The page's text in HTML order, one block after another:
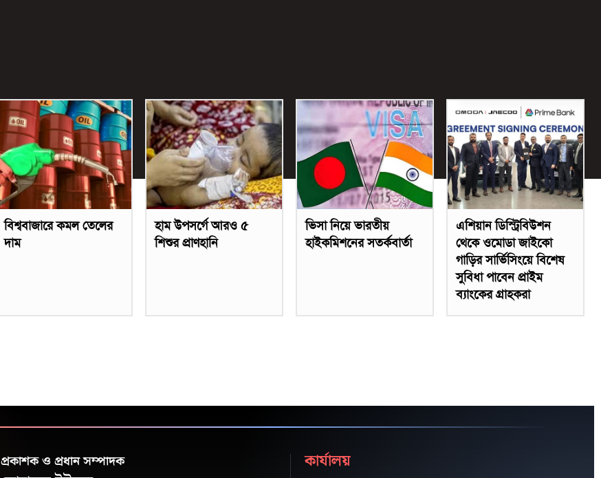
বিশ্ববাজারে কমল তেলের
দাম
হাম উপসর্গে আরও ৫
শিশুর প্রাণহানি
ভিসা নিয়ে ভারতীয়
হাইকমিশনের সতর্কবার্তা
এশিয়ান ডিস্ট্রিবিউশন
থেকে ওমোডা জাইকো
গাড়ির সার্ভিসিংয়ে বিশেষ
সুবিধা পাবেন প্রাইম
ব্যাংকের গ্রাহকরা
প্রকাশক ও প্রধান সম্পাদক কার্যালয়